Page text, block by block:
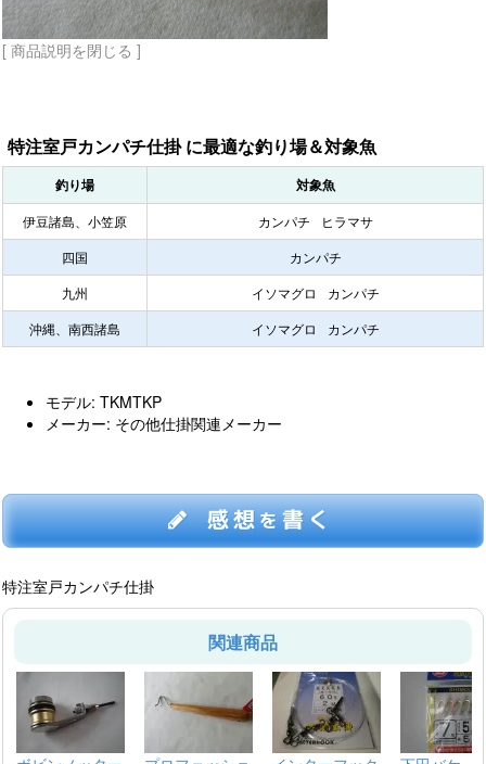
[ 商品説明を閉じる ]
特注室戸カンパチ仕掛 に最適な釣り場＆対象魚
釣り場 対象魚
伊豆諸島、小笠原 カンパチ
ヒラマサ
四国
カンパチ
九州
イソマグロ
カンパチ
沖縄、南西諸島
イソマグロ カンパチ
モデル: TKMTKP
メーカー: その他仕掛関連メーカー
感想を書く
特注室戸カンパチ仕掛
関連商品